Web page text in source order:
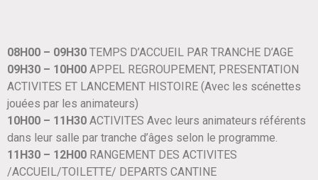
08H00 – 09H30 TEMPS D’ACCUEIL PAR TRANCHE D’AGE
09H30 – 10H00 APPEL REGROUPEMENT, PRESENTATION
ACTIVITES ET LANCEMENT HISTOIRE (Avec les scénettes
jouées par les animateurs)
10H00 – 11H30 ACTIVITES Avec leurs animateurs référents
dans leur salle par tranche d’âges selon le programme.
11H30 – 12H00 RANGEMENT DES ACTIVITES
/ACCUEIL/TOILETTE/ DEPARTS CANTINE